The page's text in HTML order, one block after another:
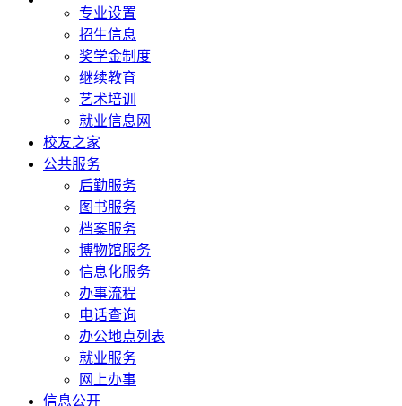
专业设置
招生信息
奖学金制度
继续教育
艺术培训
就业信息网
校友之家
公共服务
后勤服务
图书服务
档案服务
博物馆服务
信息化服务
办事流程
电话查询
办公地点列表
就业服务
网上办事
信息公开